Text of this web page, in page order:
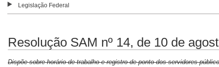
Legislação Federal
Resolução SAM nº 14, de 10 de
Dispõe sobre horário de trabalho e registro de ponto dos servidores